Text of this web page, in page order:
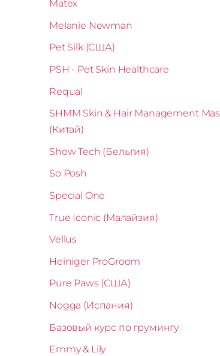
Matex
Melanie Newman
Pet Silk (США)
PSH - Pet Skin Healthcare
Requal
SHMM Skin & Hair Management
(Китай)
Show Tech (Бельгия)
So Posh
Special One
True Iconic (Малайзия)
Vellus
Heiniger ProGroom
Pure Paws (США)
Nogga (Испания)
Базовый курс по грумингу
Emmy & Lily